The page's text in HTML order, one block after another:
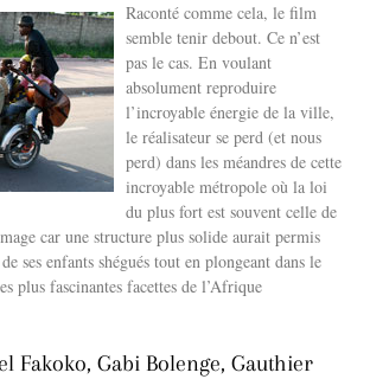
Raconté comme cela, le film
semble tenir debout. Ce n’est
pas le cas. En voulant
absolument reproduire
l’incroyable énergie de la ville,
le réalisateur se perd (et nous
perd) dans les méandres de cette
incroyable métropole où la loi
du plus fort est souvent celle de
car une structure plus solide aurait permis
ses enfants shégués tout en plongeant dans le
plus fascinantes facettes de l’Afrique
Fakoko, Gabi Bolenge, Gauthier